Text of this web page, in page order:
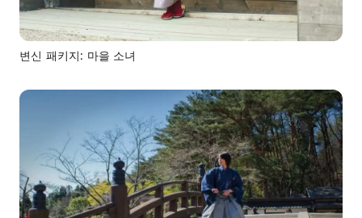
변신 패키지: 마을 소녀